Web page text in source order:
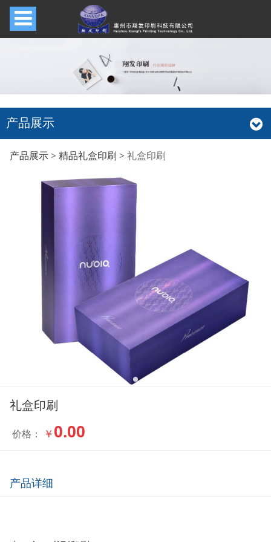
产品展示
礼盒印刷
产品展示> 精品礼盒印刷 > 礼盒印刷
礼盒印刷
价格： ￥ 0.00
产品详细